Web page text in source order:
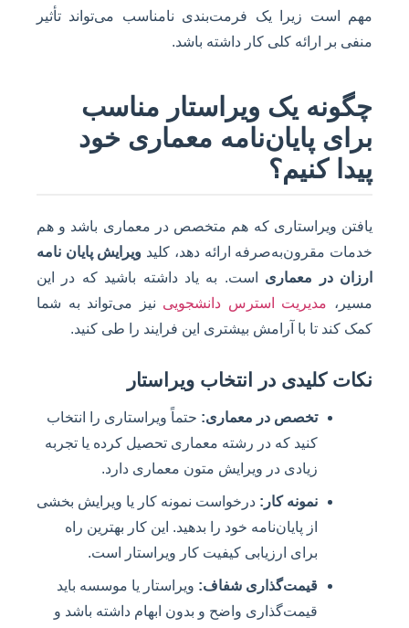
مهم است زیرا یک فرمت‌بندی نامناسب می‌تواند تأثیر
منفی بر ارائه کلی کار داشته باشد.
چگونه یک ویراستار مناسب
برای پایان‌نامه معماری خود
پیدا کنیم؟
یافتن ویراستاری که هم متخصص در معماری باشد و هم
خدمات مقرون‌به‌صرفه ارائه دهد، کلید ویرایش پایان نامه
ارزان در معماری است. به یاد داشته باشید که در این
مسیر، مدیریت استرس دانشجویی نیز می‌تواند به شما
کمک کند تا با آرامش بیشتری این فرایند را طی کنید.
نکات کلیدی در انتخاب ویراستار
تخصص در معماری: حتماً ویراستاری را انتخاب
کنید که در رشته معماری تحصیل کرده یا تجربه
زیادی در ویرایش متون معماری دارد.
نمونه کار: درخواست نمونه کار یا ویرایش بخشی
از پایان‌نامه خود را بدهید. این کار بهترین راه
برای ارزیابی کیفیت کار ویراستار است.
قیمت‌گذاری شفاف: ویراستار یا موسسه باید
قیمت‌گذاری واضح و بدون ابهام داشته باشد و